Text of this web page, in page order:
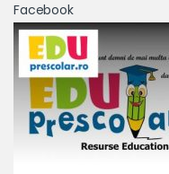
Facebook